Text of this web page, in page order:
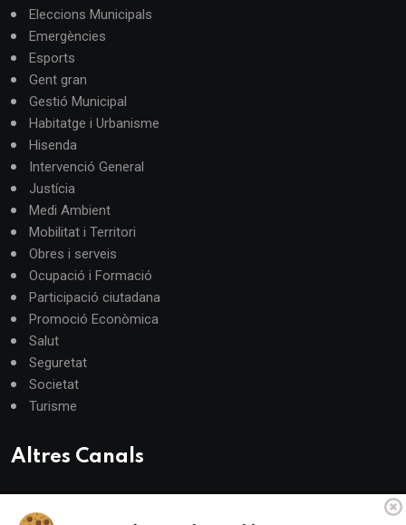
Eleccions Municipals
Emergències
Esports
Gent gran
Gestió Municipal
Habitatge i Urbanisme
Hisenda
Intervenció General
Justícia
Medi Ambient
Mobilitat i Territori
Obres i serveis
Ocupació i Formació
Participació ciutadana
Promoció Econòmica
Salut
Seguretat
Societat
Turisme
Altres Canals